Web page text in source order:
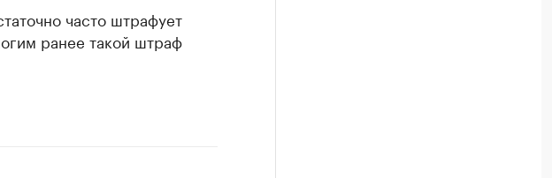
часто штрафует
ранее такой штраф